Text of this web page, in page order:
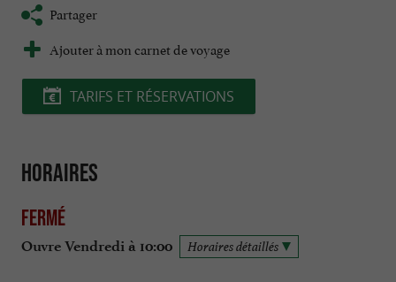
Partager
Ajouter à mon carnet de voyage
TARIFS ET RÉSERVATIONS
Horaires
Fermé
Ouvre Vendredi à 10:00 Horaires détaillés